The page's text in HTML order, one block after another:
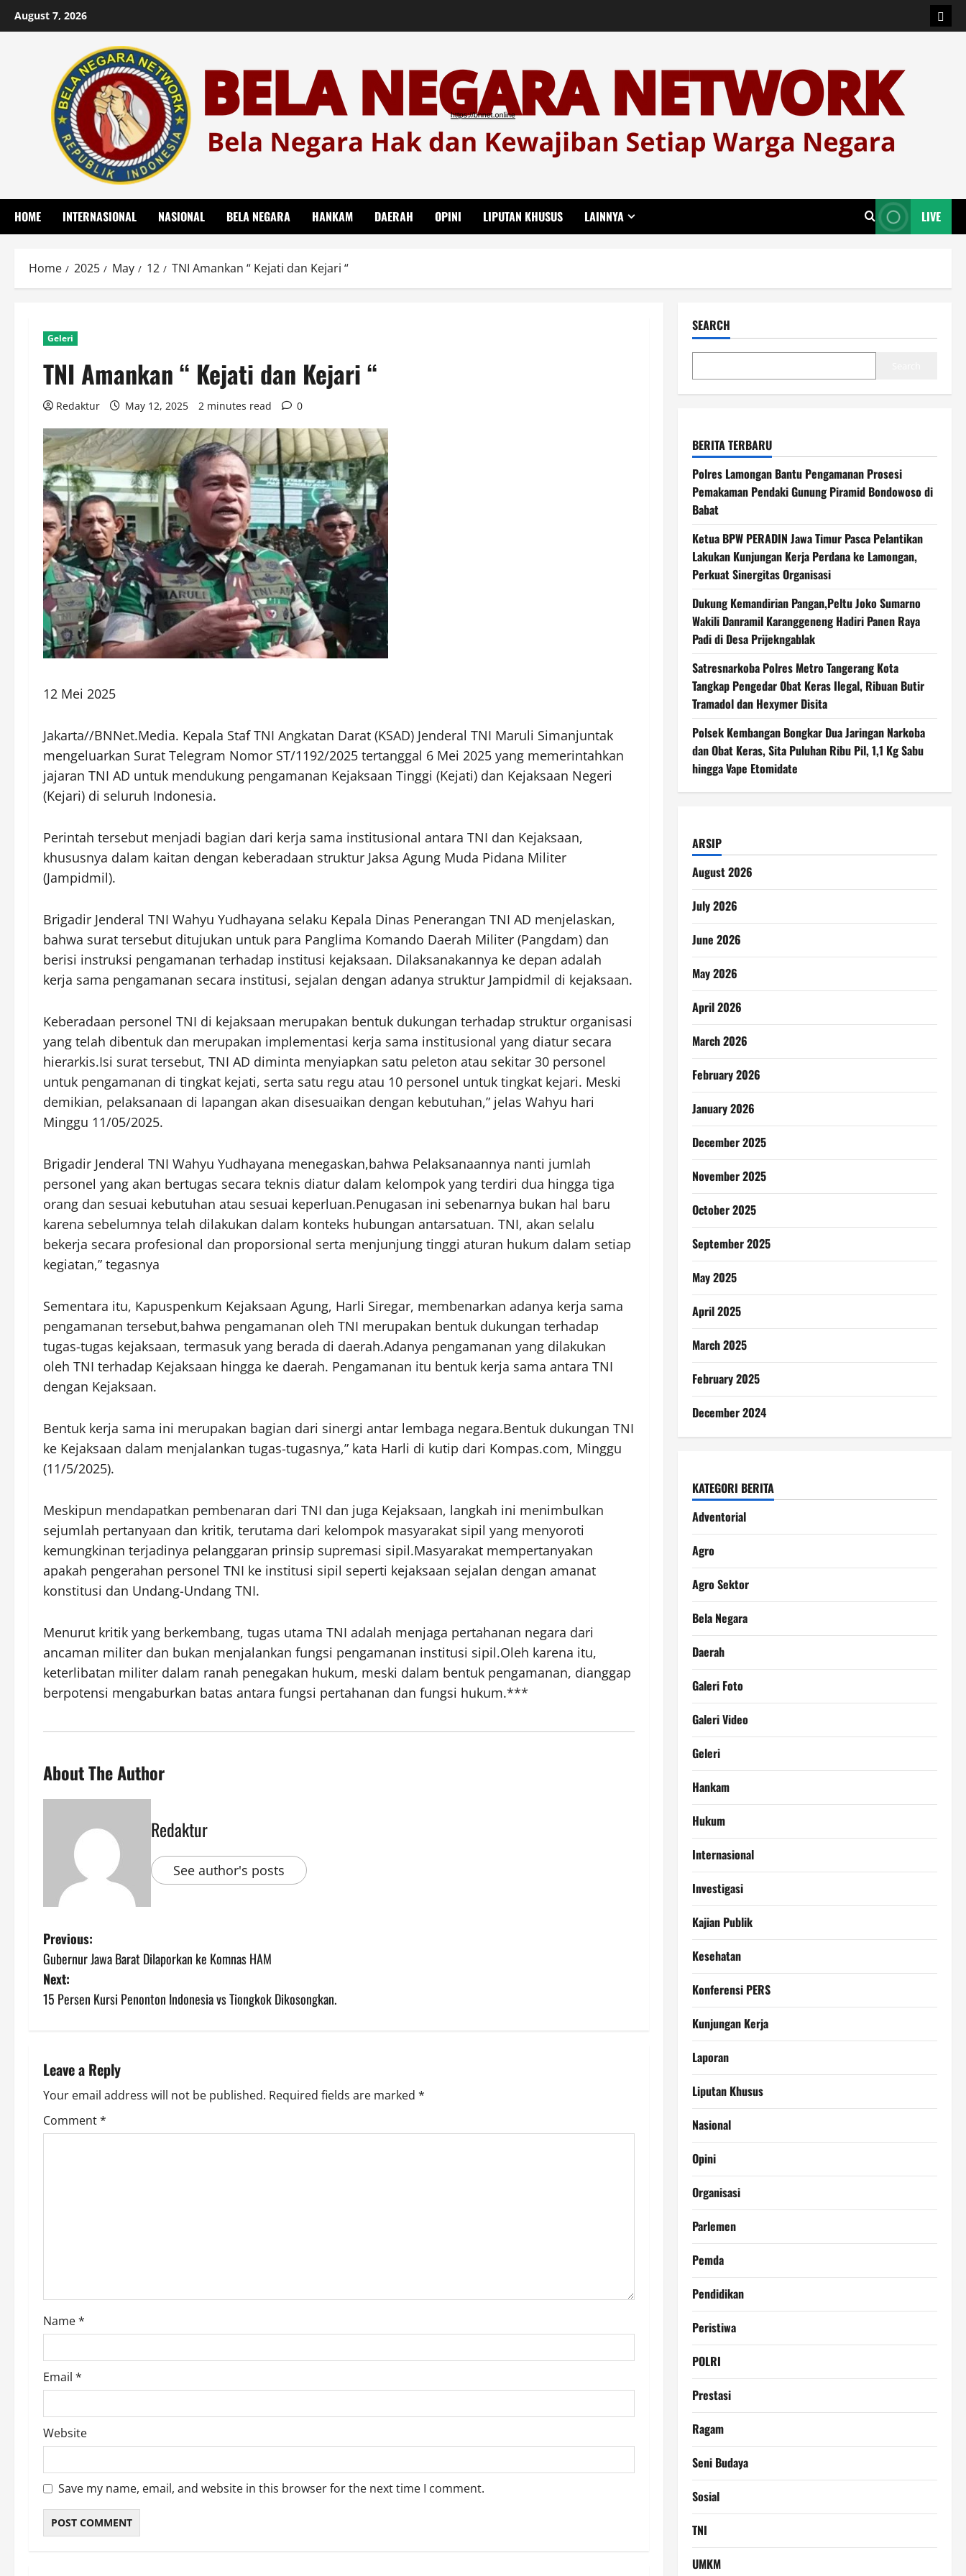
August 7, 2026
HOME INTERNASIONAL NASIONAL BELA NEGARA HANKAM DAERAH OPINI LIPUTAN KHUSUS LAINNYA LIVE
Home 2025 May 12 TNI Amankan “ Kejati dan Kejari “
Geleri
TNI Amankan “ Kejati dan Kejari “
Redaktur May 12, 2025 2 minutes read 0
12 Mei 2025
Jakarta//BNNet.Media. Kepala Staf TNI Angkatan Darat (KSAD) Jenderal TNI Maruli Simanjuntak
mengeluarkan Surat Telegram Nomor ST/1192/2025 tertanggal 6 Mei 2025 yang memerintahkan
jajaran TNI AD untuk mendukung pengamanan Kejaksaan Tinggi (Kejati) dan Kejaksaan Negeri
(Kejari) di seluruh Indonesia.
Perintah tersebut menjadi bagian dari kerja sama institusional antara TNI dan Kejaksaan,
khususnya dalam kaitan dengan keberadaan struktur Jaksa Agung Muda Pidana Militer
(Jampidmil).
Brigadir Jenderal TNI Wahyu Yudhayana selaku Kepala Dinas Penerangan TNI AD menjelaskan,
bahwa surat tersebut ditujukan untuk para Panglima Komando Daerah Militer (Pangdam) dan
berisi instruksi pengamanan terhadap institusi kejaksaan. Dilaksanakannya ke depan adalah
kerja sama pengamanan secara institusi, sejalan dengan adanya struktur Jampidmil di kejaksaan.
Keberadaan personel TNI di kejaksaan merupakan bentuk dukungan terhadap struktur organisasi
yang telah dibentuk dan merupakan implementasi kerja sama institusional yang diatur secara
hierarkis.Isi surat tersebut, TNI AD diminta menyiapkan satu peleton atau sekitar 30 personel
untuk pengamanan di tingkat kejati, serta satu regu atau 10 personel untuk tingkat kejari. Meski
demikian, pelaksanaan di lapangan akan disesuaikan dengan kebutuhan,” jelas Wahyu hari
Minggu 11/05/2025.
Brigadir Jenderal TNI Wahyu Yudhayana menegaskan,bahwa Pelaksanaannya nanti jumlah
personel yang akan bertugas secara teknis diatur dalam kelompok yang terdiri dua hingga tiga
orang dan sesuai kebutuhan atau sesuai keperluan.Penugasan ini sebenarnya bukan hal baru
karena sebelumnya telah dilakukan dalam konteks hubungan antarsatuan. TNI, akan selalu
bekerja secara profesional dan proporsional serta menjunjung tinggi aturan hukum dalam setiap
kegiatan,” tegasnya
Sementara itu, Kapuspenkum Kejaksaan Agung, Harli Siregar, membenarkan adanya kerja sama
pengamanan tersebut,bahwa pengamanan oleh TNI merupakan bentuk dukungan terhadap
tugas-tugas kejaksaan, termasuk yang berada di daerah.Adanya pengamanan yang dilakukan
oleh TNI terhadap Kejaksaan hingga ke daerah. Pengamanan itu bentuk kerja sama antara TNI
dengan Kejaksaan.
Bentuk kerja sama ini merupakan bagian dari sinergi antar lembaga negara.Bentuk dukungan TNI
ke Kejaksaan dalam menjalankan tugas-tugasnya,” kata Harli di kutip dari Kompas.com, Minggu
(11/5/2025).
Meskipun mendapatkan pembenaran dari TNI dan juga Kejaksaan, langkah ini menimbulkan
sejumlah pertanyaan dan kritik, terutama dari kelompok masyarakat sipil yang menyoroti
kemungkinan terjadinya pelanggaran prinsip supremasi sipil.Masyarakat mempertanyakan
apakah pengerahan personel TNI ke institusi sipil seperti kejaksaan sejalan dengan amanat
konstitusi dan Undang-Undang TNI.
Menurut kritik yang berkembang, tugas utama TNI adalah menjaga pertahanan negara dari
ancaman militer dan bukan menjalankan fungsi pengamanan institusi sipil.Oleh karena itu,
keterlibatan militer dalam ranah penegakan hukum, meski dalam bentuk pengamanan, dianggap
berpotensi mengaburkan batas antara fungsi pertahanan dan fungsi hukum.***
About The Author
Redaktur
See author's posts
P
o
s
n
a
v
o
n
Previous:
Gubernur Jawa Barat Dilaporkan ke Komnas HAM
Next:
15 Persen Kursi Penonton Indonesia vs Tiongkok Dikosongkan.
Leave a Reply
Your email address will not be published. Required fields are marked *
Comment*
Name*
Email *
Website
Save my name, email, and website in this browser for the next time I comment.
SEARCH
BERITA TERBARU
Polres Lamongan Bantu Pengamanan Prosesi
Pemakaman Pendaki Gunung Piramid Bondowoso di
Babat
Ketua BPW PERADIN Jawa Timur Pasca Pelantikan
Lakukan Kunjungan Kerja Perdana ke Lamongan,
Perkuat Sinergitas Organisasi
Dukung Kemandirian Pangan,Peltu Joko Sumarno
Wakili Danramil Karanggeneng Hadiri Panen Raya
Padi di Desa Prijekngablak
Satresnarkoba Polres Metro Tangerang Kota
Tangkap Pengedar Obat Keras Ilegal, Ribuan Butir
Tramadol dan Hexymer Disita
Polsek Kembangan Bongkar Dua Jaringan Narkoba
dan Obat Keras, Sita Puluhan Ribu Pil, 1,1 Kg Sabu
hingga Vape Etomidate
ARSIP
August 2026
July 2026
June 2026
May 2026
April 2026
March 2026
February 2026
January 2026
December 2025
November 2025
October 2025
September 2025
May 2025
April 2025
March 2025
February 2025
December 2024
KATEGORI BERITA
Adventorial
Agro
Agro Sektor
Bela Negara
Daerah
Galeri Foto
Galeri Video
Geleri
Hankam
Hukum
Internasional
Investigasi
Kajian Publik
Kesehatan
Konferensi PERS
Kunjungan Kerja
Laporan
Liputan Khusus
Nasional
Opini
Organisasi
Parlemen
Pemda
Pendidikan
Peristiwa
POLRI
Prestasi
Ragam
Seni Budaya
Sosial
TNI
UMKM